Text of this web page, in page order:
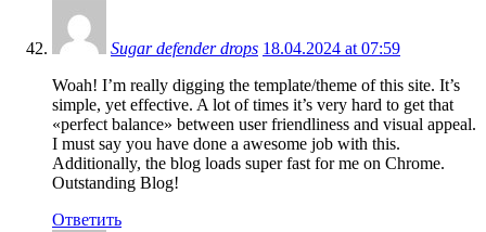
Sugar defender drops 18.04.2024 at 07:59
Woah! I’m really digging the template/theme of this site. It’s
simple, yet effective. A lot of times it’s very hard to get that
«perfect balance» between user friendliness and visual appeal.
I must say you have done a awesome job with this.
Additionally, the blog loads super fast for me on Chrome.
Outstanding Blog!
Ответить